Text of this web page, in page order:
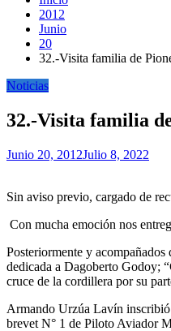
2012
Junio
20
32.-Visita familia de
Noticias
32.-Visita familia
Junio 20, 2012Julio 8, 2022
Sin aviso previo, cargado de
Con mucha emoción nos
Posteriormente y
dedicada a Dagoberto Godoy;
cruce de la cordillera por su
Armando Urzúa Lavín inscribió
brevet N° 1 de Piloto Aviador